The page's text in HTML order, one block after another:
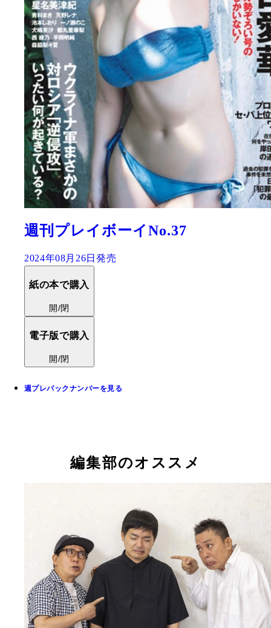
週刊プレイボーイNo.37
2024年08月26日発売
紙の本で購入
開/閉
電子版で購入
開/閉
週プレバックナンバーを見る
編集部のオススメ